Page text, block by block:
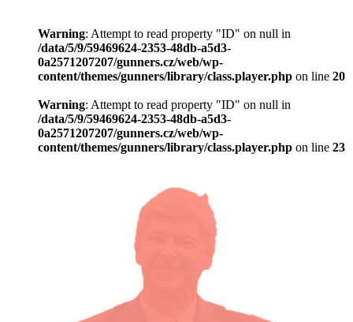
Warning: Attempt to read property "ID" on null in
/data/5/9/59469624-2353-48db-a5d3-
0a2571207207/gunners.cz/web/wp-
content/themes/gunners/library/class.player.php on line 20
Warning: Attempt to read property "ID" on null in
/data/5/9/59469624-2353-48db-a5d3-
0a2571207207/gunners.cz/web/wp-
content/themes/gunners/library/class.player.php on line 23